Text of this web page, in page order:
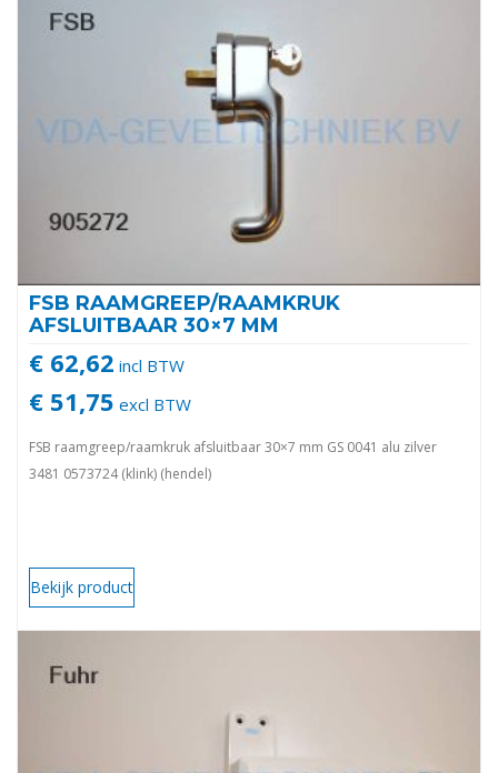
FSB RAAMGREEP/RAAMKRUK
AFSLUITBAAR 30×7 MM
€ 62,62 incl BTW
€ 51,75 excl BTW
FSB raamgreep/raamkruk afsluitbaar 30×7 mm GS 0041 alu zilver
3481 0573724 (klink) (hendel)
Bekijk product